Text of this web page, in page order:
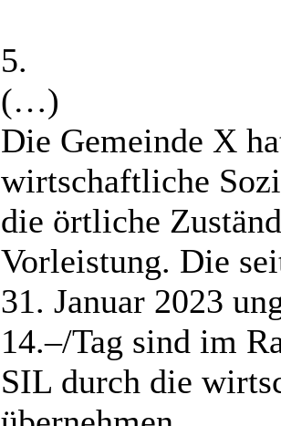
5.
(…)
Die Gemeinde X
wirtschaftliche
die örtliche
Vorleistung. Die
31. Januar 2023
14.–/Tag sind im
SIL durch die